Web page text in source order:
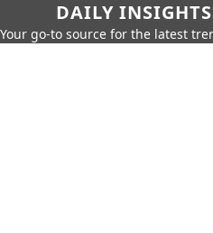
DAILY
Your go-to source for the latest